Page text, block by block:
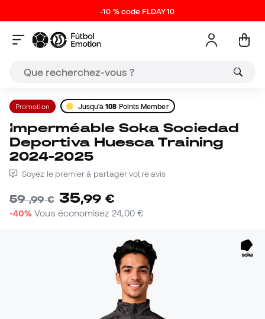
-10 % code FLDAY10
Promotion Jusqu'à108 Points Member
Imperméable Soka Sociedad
Deportiva Huesca Training
2024-2025
Soyez le premier à partager votre avis
59,99 € 35,99 €
-40% Vous économisez 24,00 €